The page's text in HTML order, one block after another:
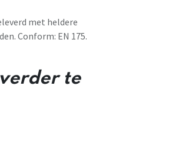
met heldere
Conform: EN 175.
te